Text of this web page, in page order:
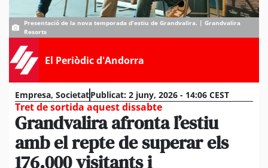
Presentació de la nova temporada d'estiu de Grandvalira. | Grandvalira
Resorts
El Periòdic d'Andorra
Empresa, SocietatPublicat: 2 juny, 2026 - 14:06 CEST
Tret de sortida aquest dissabte
Grandvalira afronta l’estiu
amb el repte de superar els
176.000 visitants i